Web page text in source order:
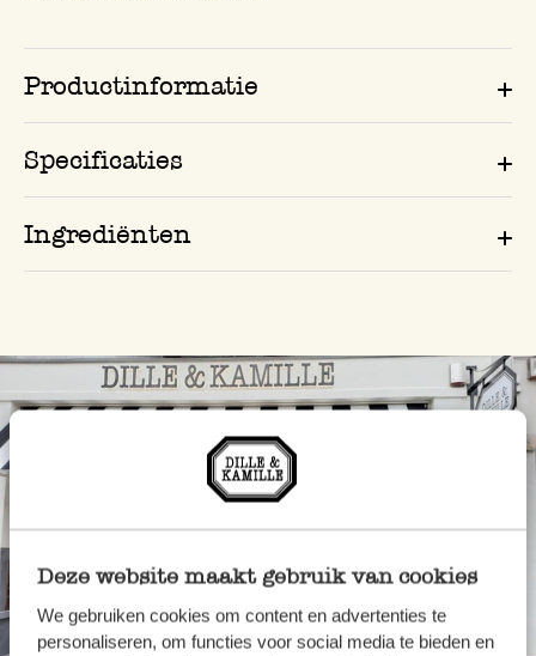
Deze website maakt gebruik van cookies
We gebruiken cookies om content en advertenties te
personaliseren, om functies voor social media te bieden en
Productinformatie
Specificaties
Ingrediënten
Altijd in de buurt